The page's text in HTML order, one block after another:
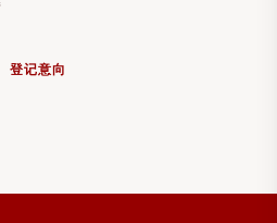
登记意向